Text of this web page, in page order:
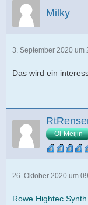
Milky
3. September 2020 um
Das wird ein
Öl-Meijin
26. Oktober 2020 um
Rowe Hightec